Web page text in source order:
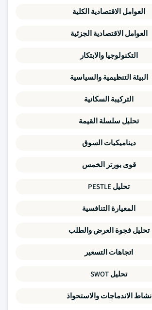
العوامل الاقتصادية الكلية
العوامل الاقتصادية الجزئية
التكنولوجيا والابتكار
البيئة التنظيمية والسياسية
التركيبة السكانية
تحليل سلسلة القيمة
ديناميكيات السوق
قوى بورتر الخمس
تحليل PESTLE
المعيارة التنافسية
تحليل فجوة العرض والطلب
اتجاهات التسعير
تحليل SWOT
نشاط الاندماجات والاستحواذ